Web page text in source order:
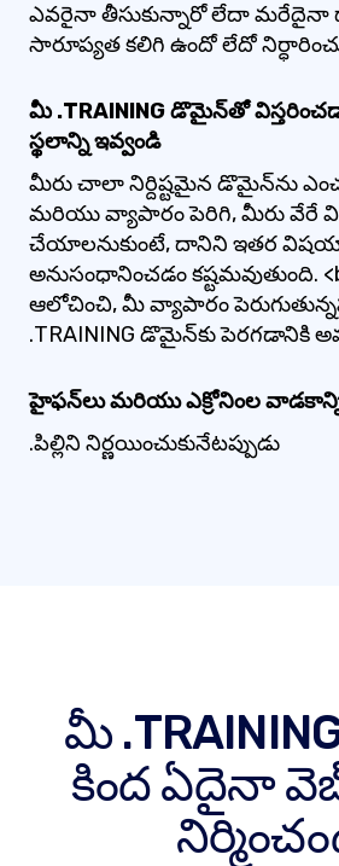
ఎవరైనా తీసుకున్నారో లేదా
సారూప్యత కలిగి ఉందో లేదో
మీ .TRAINING డొమైన్‌తో
స్థలాన్ని ఇవ్వండి
మీరు చాలా నిర్దిష్టమైన డొమైన్‌ను
మరియు వ్యాపారం పెరిగి, మీరు వేరే
చేయాలనుకుంటే, దానిని ఇతర
అనుసంధానించడం కష్టమవుతుంది.
ఆలోచించి, మీ వ్యాపారం
.TRAINING డొమైన్‌కు పెరగడానికి
హైఫన్‌లు మరియు ఎక్రోనింల
.పిల్లిని నిర్ణయించుకునేటప్పుడు
మీ
కింద ఏదైనా